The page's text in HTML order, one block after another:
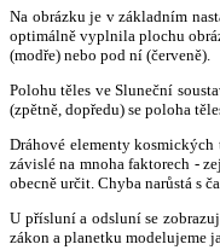
Na obrázku je v základním
optimálně vyplnila plochu
(modře) nebo pod ní (červeně).
Polohu těles ve Sluneční
(zpětně, dopředu) se poloha
Dráhové elementy
závislé na mnoha faktorech -
obecně určit. Chyba narůstá s
U přísluní a odsluní se
zákon a planetku modelujeme